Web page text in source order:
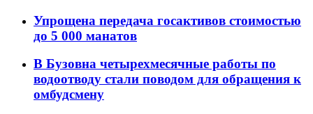
Упрощена передача госактивов стоимостью
до 5 000 манатов
В Бузовна четырехмесячные работы по
водоотводу стали поводом для обращения к
омбудсмену